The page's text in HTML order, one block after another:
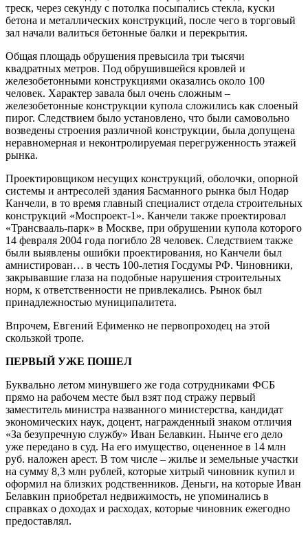
треск, через секунду с потолка посыпались стекла, куски
бетона и металлических конструкций, после чего в торговый
зал начали валиться бетонные балки и перекрытия.
Общая площадь обрушения превысила три тысячи
квадратных метров. Под обрушившейся кровлей и
железобетонными конструкциями оказались около 100
человек. Характер завала был очень сложным –
железобетонные конструкции купола сложились как слоеный
пирог. Следствием было установлено, что были самовольно
возведены строения различной конструкции, была допущена
неравномерная и неконтролируемая перегруженность этажей
рынка.
Проектировщиком несущих конструкций, оболочки, опорной
системы и антресолей здания Басманного рынка был Нодар
Канчели, в то время главный специалист отдела строительных
конструкций «Моспроект-1». Канчели также проектировал
«Трансвааль-парк» в Москве, при обрушении купола которого
14 февраля 2004 года погибло 28 человек. Следствием также
были выявлены ошибки проектирования, но Канчели был
амнистирован… в честь 100-летия Госдумы РФ. Чиновники,
закрывавшие глаза на подобные нарушения строительных
норм, к ответственности не привлекались. Рынок был
принадлежностью муниципалитета.
Впрочем, Евгений Ефименко не первопроходец на этой
скользкой тропе.
ПЕРВЫЙ УЖЕ ПОШЕЛ
Буквально летом минувшего же года сотрудниками ФСБ
прямо на рабочем месте был взят под стражу первый
заместитель министра названного министерства, кандидат
экономических наук, доцент, награжденный знаком отличия
«За безупречную службу» Иван Белавкин. Нынче его дело
уже передано в суд. На его имущество, оцененное в 14 млн
руб. наложен арест. В том числе – жилье и земельные участки
на сумму 8,3 млн рублей, которые хитрый чиновник купил и
оформил на близких родственников. Деньги, на которые Иван
Белавкин приобретал недвижимость, не упоминались в
справках о доходах и расходах, которые чиновник ежегодно
предоставлял.